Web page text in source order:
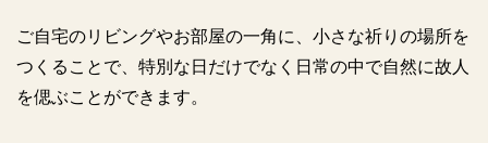
ご自宅のリビングやお部屋の一角に、小さな祈りの場所を
つくることで、特別な日だけでなく日常の中で自然に故人
を偲ぶことができます。